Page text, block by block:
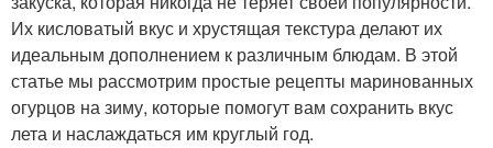
Их кисловатый вкус и хрустящая текстура делают их
идеальным дополнением к различным блюдам. В этой
статье мы рассмотрим простые рецепты маринованных
огурцов на зиму, которые помогут вам сохранить вкус
лета и наслаждаться им круглый год.